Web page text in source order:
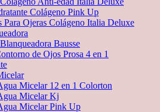
Colágeno Pink Up
Para Ojeras Colágeno Italia Deluxe
Bausse
de Ojos Prosa 4 en 1
Micelar 12 en 1 Colorton
Micelar Kj
Micelar Pink Up